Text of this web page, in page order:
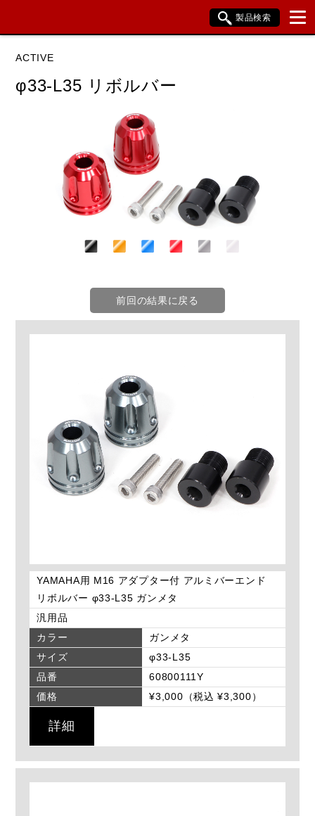
製品検索
データを準備しています。
閉じる
ACTIVE
φ33-L35 リボルバー
前回の結果に戻る
YAMAHA用 M16 アダプター付 アルミバーエンド
リボルバー φ33-L35 ガンメタ
汎用品
カラー
ガンメタ
サイズ
φ33-L35
品番
60800111Y
価格
¥3,000（税込 ¥3,300）
詳細